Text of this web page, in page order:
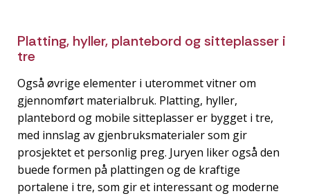
Platting, hyller, plantebord og sitteplasser i
tre
Også øvrige elementer i uterommet vitner om
gjennomført materialbruk. Platting, hyller,
plantebord og mobile sitteplasser er bygget i tre,
med innslag av gjenbruksmaterialer som gir
prosjektet et personlig preg. Juryen liker også den
buede formen på plattingen og de kraftige
portalene i tre, som gir et interessant og moderne